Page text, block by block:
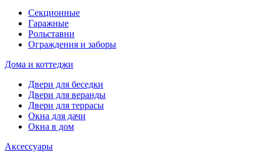
Секционные
Гаражные
Рольставни
Ограждения и заборы
Дома и коттеджи
Двери для беседки
Двери для веранды
Двери для террасы
Окна для дачи
Окна в дом
Аксессуары